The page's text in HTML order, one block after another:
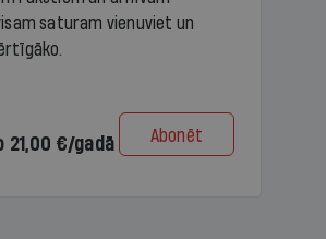
saturam vienuviet un
21,00 €/gadā Abonēt